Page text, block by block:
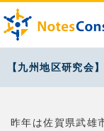
【九州地区研究会
昨年は佐賀県武雄